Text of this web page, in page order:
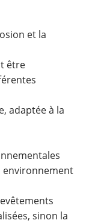
et la
être
adaptée à la
environnement
sinon la